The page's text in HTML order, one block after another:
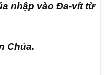
nhập vào Đa-vít từ
Chúa.